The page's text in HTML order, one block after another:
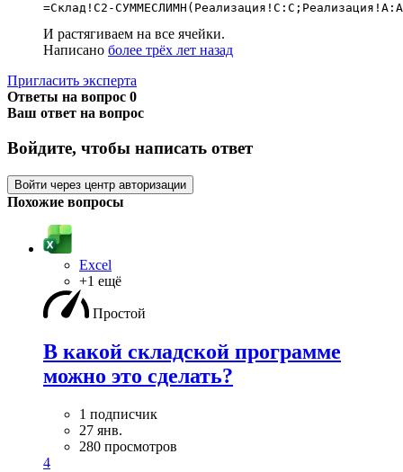
=Склад!C2-
И растягиваем на все ячейки.
Написано более трёх лет назад
Пригласить эксперта
Ответы на вопрос 0
Ваш ответ на вопрос
Войдите, чтобы написать ответ
Войти через центр авторизации
Похожие вопросы
Excel
+1 ещё
Простой
В какой складской программе
можно это сделать?
1 подписчик
27 янв.
280 просмотров
4